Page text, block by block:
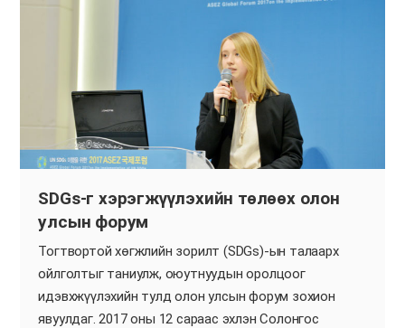
SDGs-г хэрэгжүүлэхийн төлөөх олон
улсын форум
Тогтвортой хөгжлийн зорилт (SDGs)-ын талаарх
ойлголтыг таниулж, оюутнуудын оролцоог
идэвхжүүлэхийн тулд олон улсын форум зохион
явуулдаг. 2017 оны 12 сараас эхлэн Солонгос